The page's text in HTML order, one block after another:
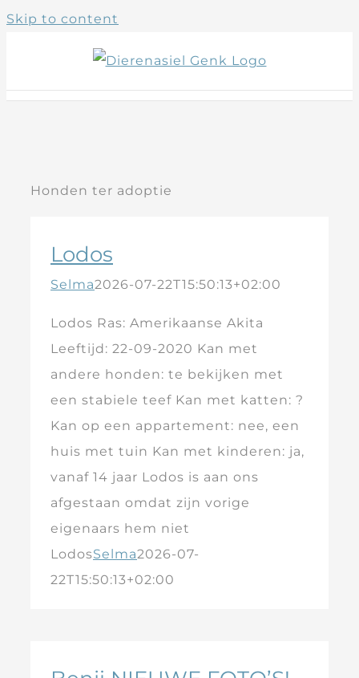
Skip to content
Honden ter adoptie
Lodos
Selma2026-07-22T15:50:13+02:00
Lodos Ras: Amerikaanse Akita
Leeftijd: 22-09-2020 Kan met
andere honden: te bekijken met
een stabiele teef Kan met katten: ?
Kan op een appartement: nee, een
huis met tuin Kan met kinderen: ja,
vanaf 14 jaar Lodos is aan ons
afgestaan omdat zijn vorige
eigenaars hem niet
LodosSelma2026-07-
22T15:50:13+02:00